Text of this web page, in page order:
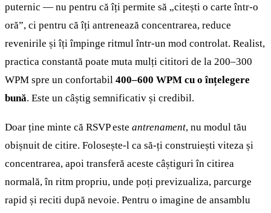
puternic — nu pentru că îți permite să „citești o carte într-o
oră”, ci pentru că îți antrenează concentrarea, reduce
revenirile și îți împinge ritmul într-un mod controlat. Realist,
practica constantă poate muta mulți cititori de la 200–300
WPM spre un confortabil 400–600 WPM cu o înțelegere
bună. Este un câștig semnificativ și credibil.
Doar ține minte că RSVP este antrenament, nu modul tău
obișnuit de citire. Folosește-l ca să-ți construiești viteza și
concentrarea, apoi transferă aceste câștiguri în citirea
normală, în ritm propriu, unde poți previzualiza, parcurge
rapid și reciti după nevoie. Pentru o imagine de ansamblu